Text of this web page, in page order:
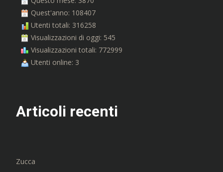
Quest'anno: 108407
Utenti totali: 316258
Visualizzazioni di oggi: 545
Visualizzazioni totali: 772999
Utenti online: 3
Articoli recenti
Zucca